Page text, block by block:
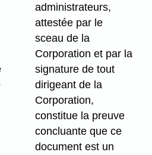
administrateurs,
attestée par le
sceau de la
Corporation et par la
signature de tout
dirigeant de la
Corporation,
constitue la preuve
concluante que ce
document est un